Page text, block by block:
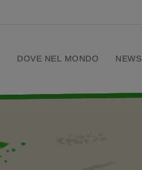
DOVE NEL MONDO NEWS